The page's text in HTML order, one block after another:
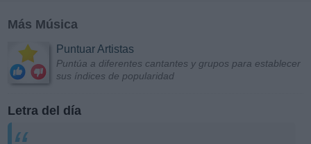
Más Música
Puntuar Artistas
Puntúa a diferentes cantantes y grupos para establecer
sus índices de popularidad
Letra del día